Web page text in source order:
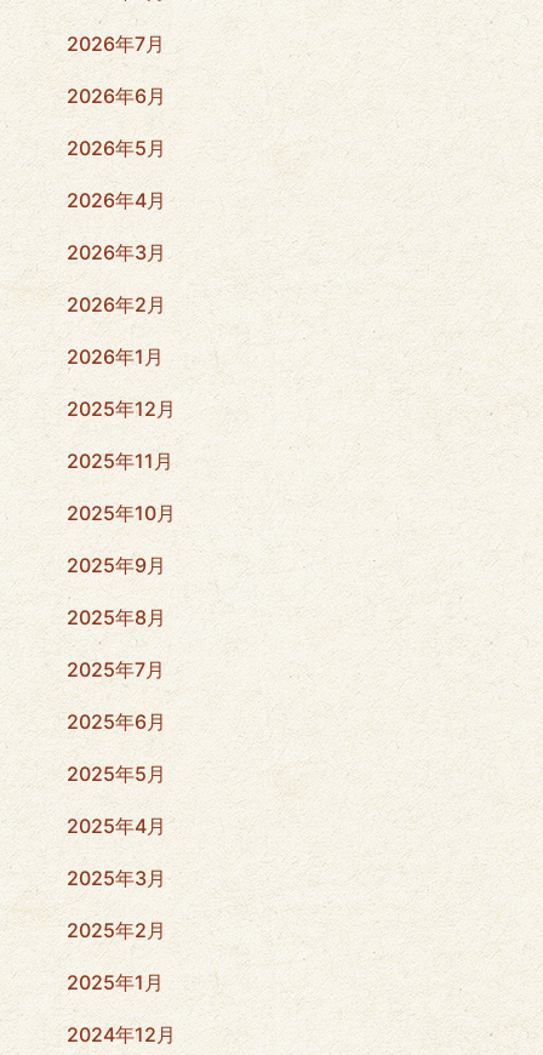
2026年7月
2026年6月
2026年5月
2026年4月
2026年3月
2026年2月
2026年1月
2025年12月
2025年11月
2025年10月
2025年9月
2025年8月
2025年7月
2025年6月
2025年5月
2025年4月
2025年3月
2025年2月
2025年1月
2024年12月